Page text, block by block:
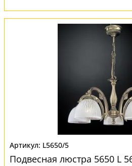
L5650/5
Подвесная люстра 5650 L